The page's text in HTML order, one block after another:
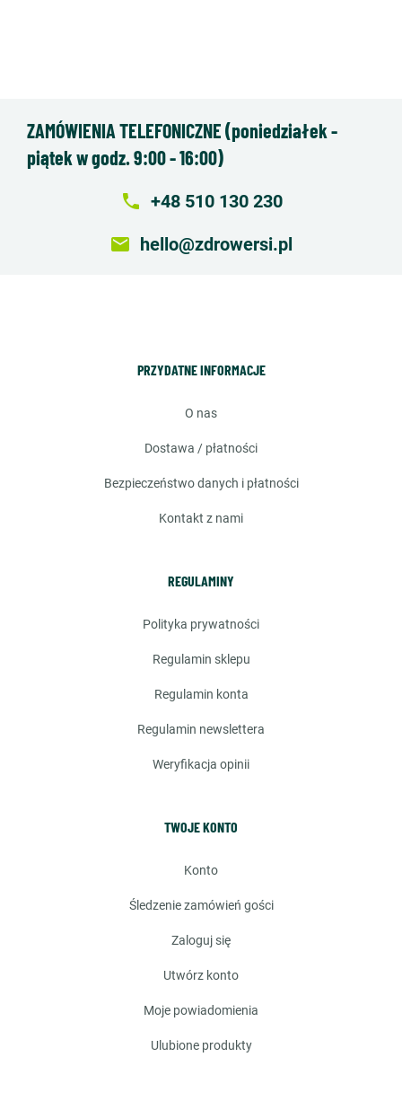
ZAMÓWIENIA TELEFONICZNE (poniedziałek -
piątek w godz. 9:00 - 16:00)
local_phone +48 510 130 230
email hello@zdrowersi.pl
PRZYDATNE INFORMACJE
o nas
dostawa / płatności
bezpieczeństwo danych i płatności
kontakt z nami
REGULAMINY
polityka prywatności
regulamin sklepu
regulamin konta
regulamin newslettera
weryfikacja opinii
TWOJE KONTO
konto
śledzenie zamówień gości
zaloguj się
utwórz konto
moje powiadomienia
ulubione produkty